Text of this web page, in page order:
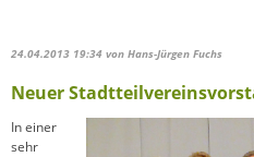
24.04.2013 19:34 von Hans-Jürgen Fuchs
Neuer
In einer
sehr